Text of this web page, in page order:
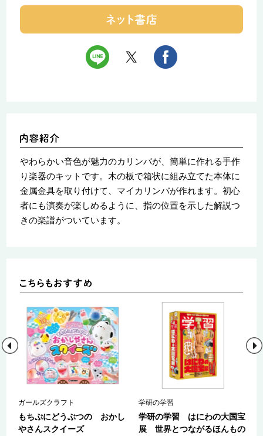
やわらかい音色が魅力のカリンバが、簡単に作れる手作
り楽器のキットです。木の板で箱状に組み立てた本体に
金属金具を取り付けて、マイカリンバが作れます。初心
者にも演奏が楽しめるように、指の位置を示した解説つ
きの楽譜がついています。
ガールズクラフト
もちぷにどうぶつの おかし
やさんスクイーズ
学研の学習
学研の学習 はにわの大国宝
展 世界とつながるほんもの